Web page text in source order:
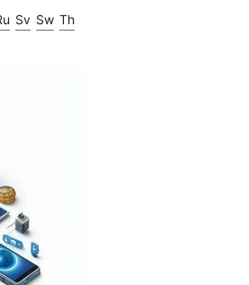
Sv Sw Th